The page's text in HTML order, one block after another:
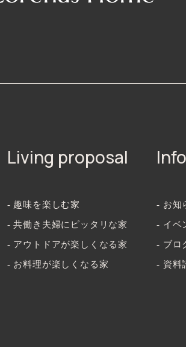
Living proposal
- 趣味を楽しむ家
- 共働き夫婦にピッタリな家
- アウトドアが楽しくなる家
- お料理が楽しくなる家
- お知
- イベ
- ブロ
- 資料